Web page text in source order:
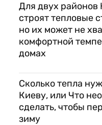
Для двух районов
строят тепловые
но их может не
комфортной
домах
Сколько тепла
Киеву, или Что
сделать, чтобы
зиму